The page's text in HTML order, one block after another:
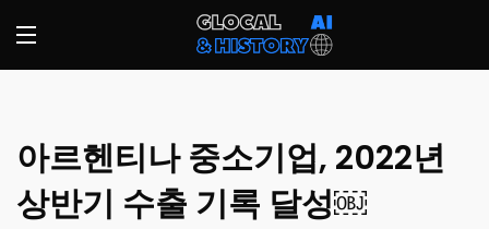
아르헨티나 중소기업, 2022년
상반기 수출 기록 달성￼